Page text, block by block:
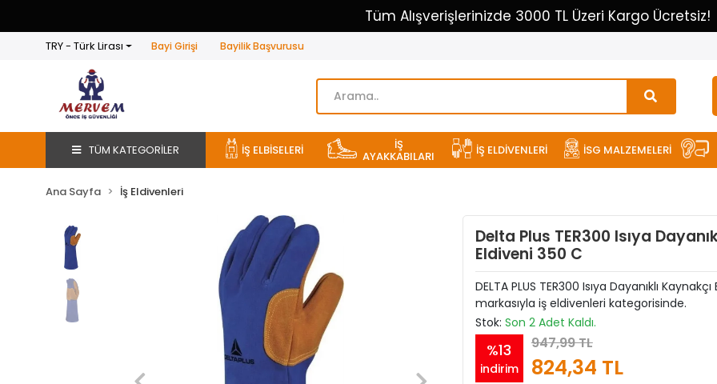
Tüm Alışverişlerinizde 3000 TL Üzeri Kargo Ücretsiz!
TRY - Türk Lirası Bayi Girişi Bayilik Başvurusu
TÜM KATEGORİLER İŞ ELBİSELERİ İŞ
AYAKKABILARI İŞ ELDİVENLERİ İSG MALZEMELERİ
Ana Sayfa İş Eldivenleri
Delta Plus TER300 Isıya
Eldiveni 350 C
DELTA PLUS TER300 Isıya Dayanıklı Kaynakçı
markasıyla iş eldivenleri kategorisinde.
Stok: Son 2 Adet Kaldı.
%13
indirim
947,99 TL
824,34 TL